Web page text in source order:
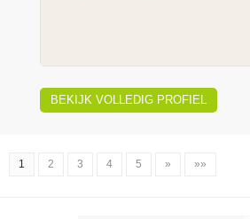
BEKIJK VOLLEDIG PROFIEL
1 2 3 4 5 » »»